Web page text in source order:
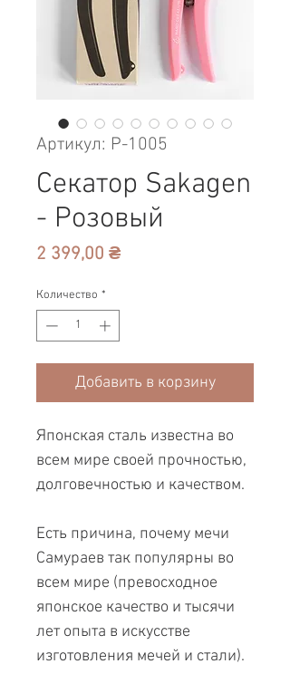
Артикул: P-1005
Секатор Sakagen
- Розовый
2 399,00 ₴Цена
Количество *
Добавить в корзину
Японская сталь известна во
всем мире своей прочностью,
долговечностью и качеством.
Есть причина, почему мечи
Самураев так популярны во
всем мире (превосходное
японское качество и тысячи
лет опыта в искусстве
изготовления мечей и стали).